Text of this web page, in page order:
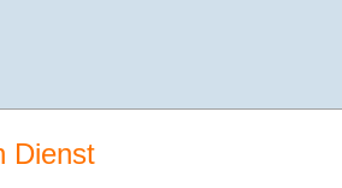
Dienst